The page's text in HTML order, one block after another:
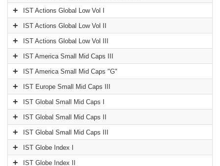
IST Actions Global Low Vol I
IST Actions Global Low Vol II
IST Actions Global Low Vol III
IST America Small Mid Caps III
IST America Small Mid Caps "G"
IST Europe Small Mid Caps III
IST Global Small Mid Caps I
IST Global Small Mid Caps II
IST Global Small Mid Caps III
IST Globe Index I
IST Globe Index II